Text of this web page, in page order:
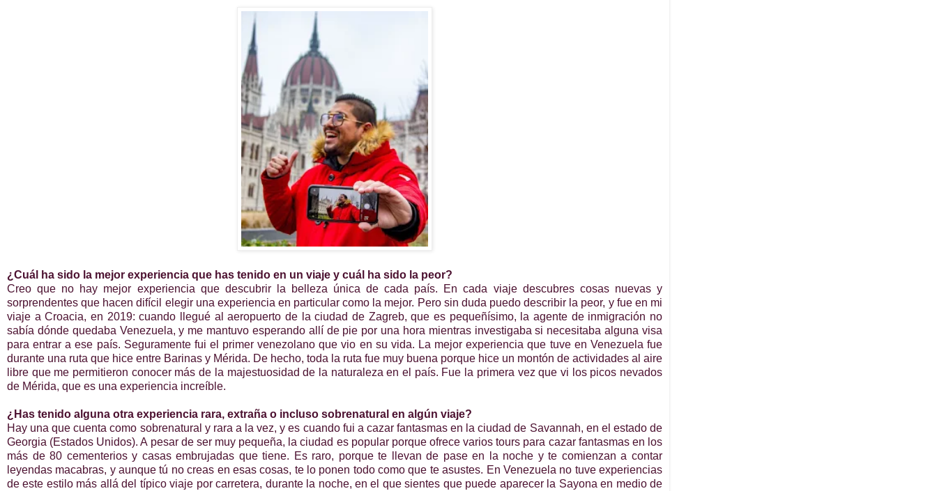
¿Cuál ha sido la mejor experiencia que has tenido en un viaje y cuál ha sido la peor?
Creo que no hay mejor experiencia que descubrir la belleza única de cada país. En cada viaje descubres cosas nuevas y
sorprendentes que hacen difícil elegir una experiencia en particular como la mejor. Pero sin duda puedo describir la peor, y fue en mi
viaje a Croacia, en 2019: cuando llegué al aeropuerto de la ciudad de Zagreb, que es pequeñísimo, la agente de inmigración no
sabía dónde quedaba Venezuela, y me mantuvo esperando allí de pie por una hora mientras investigaba si necesitaba alguna visa
para entrar a ese país. Seguramente fui el primer venezolano que vio en su vida. La mejor experiencia que tuve en Venezuela fue
durante una ruta que hice entre Barinas y Mérida. De hecho, toda la ruta fue muy buena porque hice un montón de actividades al aire
libre que me permitieron conocer más de la majestuosidad de la naturaleza en el país. Fue la primera vez que vi los picos nevados
de Mérida, que es una experiencia increíble.
¿Has tenido alguna otra experiencia rara, extraña o incluso sobrenatural en algún viaje?
Hay una que cuenta como sobrenatural y rara a la vez, y es cuando fui a cazar fantasmas en la ciudad de Savannah, en el estado de
Georgia (Estados Unidos). A pesar de ser muy pequeña, la ciudad es popular porque ofrece varios tours para cazar fantasmas en los
más de 80 cementerios y casas embrujadas que tiene. Es raro, porque te llevan de pase en la noche y te comienzan a contar
leyendas macabras, y aunque tú no creas en esas cosas, te lo ponen todo como que te asustes. En Venezuela no tuve experiencias
de este estilo más allá del típico viaje por carretera, durante la noche, en el que sientes que puede aparecer la Sayona en medio de